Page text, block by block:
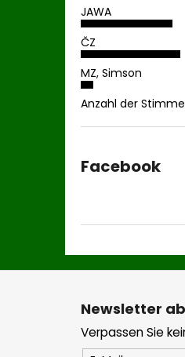
JAWA
ČZ
MZ, Simson
Anzahl der
Facebook
F
Newsletter
Verpassen Sie